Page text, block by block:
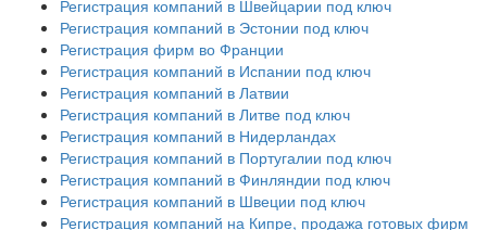
Регистрация компаний в Швейцарии под ключ
Регистрация компаний в Эстонии под ключ
Регистрация фирм во Франции
Регистрация компаний в Испании под ключ
Регистрация компаний в Латвии
Регистрация компаний в Литве под ключ
Регистрация компаний в Нидерландах
Регистрация компаний в Португалии под ключ
Регистрация компаний в Финляндии под ключ
Регистрация компаний в Швеции под ключ
Регистрация компаний на Кипре, продажа готовых фирм